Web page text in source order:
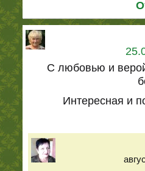
С любовью и
Интересная и